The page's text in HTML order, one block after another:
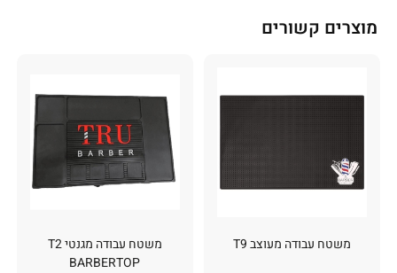
מוצרים קשורים
משטח עבודה מגנטי T2
BARBERTOP
משטח עבודה מעוצב T9